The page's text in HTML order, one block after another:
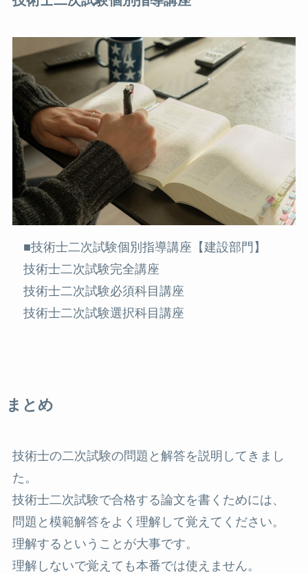
■技術士二次試験個別指導講座【建設部門】
技術士二次試験完全講座
技術士二次試験必須科目講座
技術士二次試験選択科目講座
まとめ
技術士の二次試験の問題と解答を説明してきまし
た。
技術士二次試験で合格する論文を書くためには、
問題と模範解答をよく理解して覚えてください。
理解するということが大事です。
理解しないで覚えても本番では使えません。